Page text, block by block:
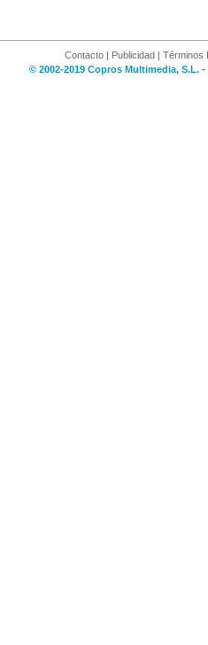
Contacto | Publicidad | Términos
© 2002-2019 Copros Multimedia, S.L.